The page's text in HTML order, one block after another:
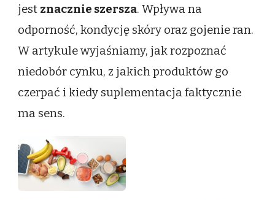
jest znacznie szersza. Wpływa na
odporność, kondycję skóry oraz gojenie ran.
W artykule wyjaśniamy, jak rozpoznać
niedobór cynku, z jakich produktów go
czerpać i kiedy suplementacja faktycznie
ma sens.